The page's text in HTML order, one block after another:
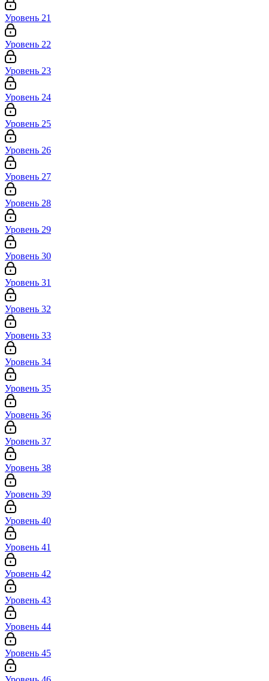
Уровень 21
Уровень 22
Уровень 23
Уровень 24
Уровень 25
Уровень 26
Уровень 27
Уровень 28
Уровень 29
Уровень 30
Уровень 31
Уровень 32
Уровень 33
Уровень 34
Уровень 35
Уровень 36
Уровень 37
Уровень 38
Уровень 39
Уровень 40
Уровень 41
Уровень 42
Уровень 43
Уровень 44
Уровень 45